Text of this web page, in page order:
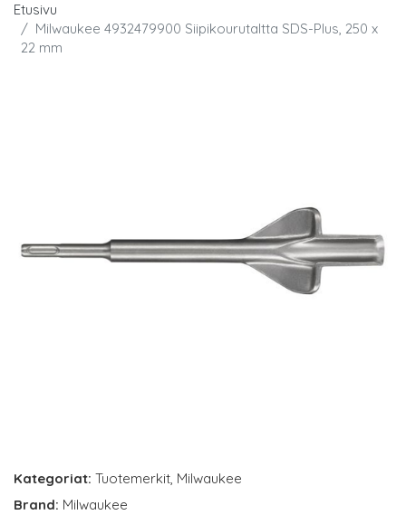
Etusivu
Milwaukee 4932479900 Siipikourutaltta SDS-Plus, 250 x
22 mm
Kategoriat: Tuotemerkit, Milwaukee
Brand: Milwaukee